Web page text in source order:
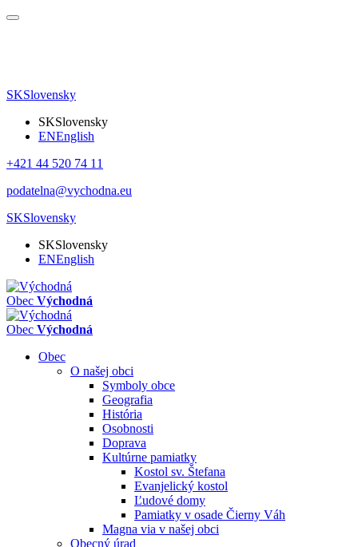
SKSlovensky
SKSlovensky
ENEnglish
+421 44 520 74 11
podatelna@vychodna.eu
SKSlovensky
SKSlovensky
ENEnglish
Obec Východná
Obec Východná
Obec
O našej obci
Symboly obce
Geografia
História
Osobnosti
Doprava
Kultúrne pamiatky
Kostol sv. Štefana
Evanjelický kostol
Ľudové domy
Pamiatky v osade Čierny Váh
Magna via v našej obci
Obecný úrad